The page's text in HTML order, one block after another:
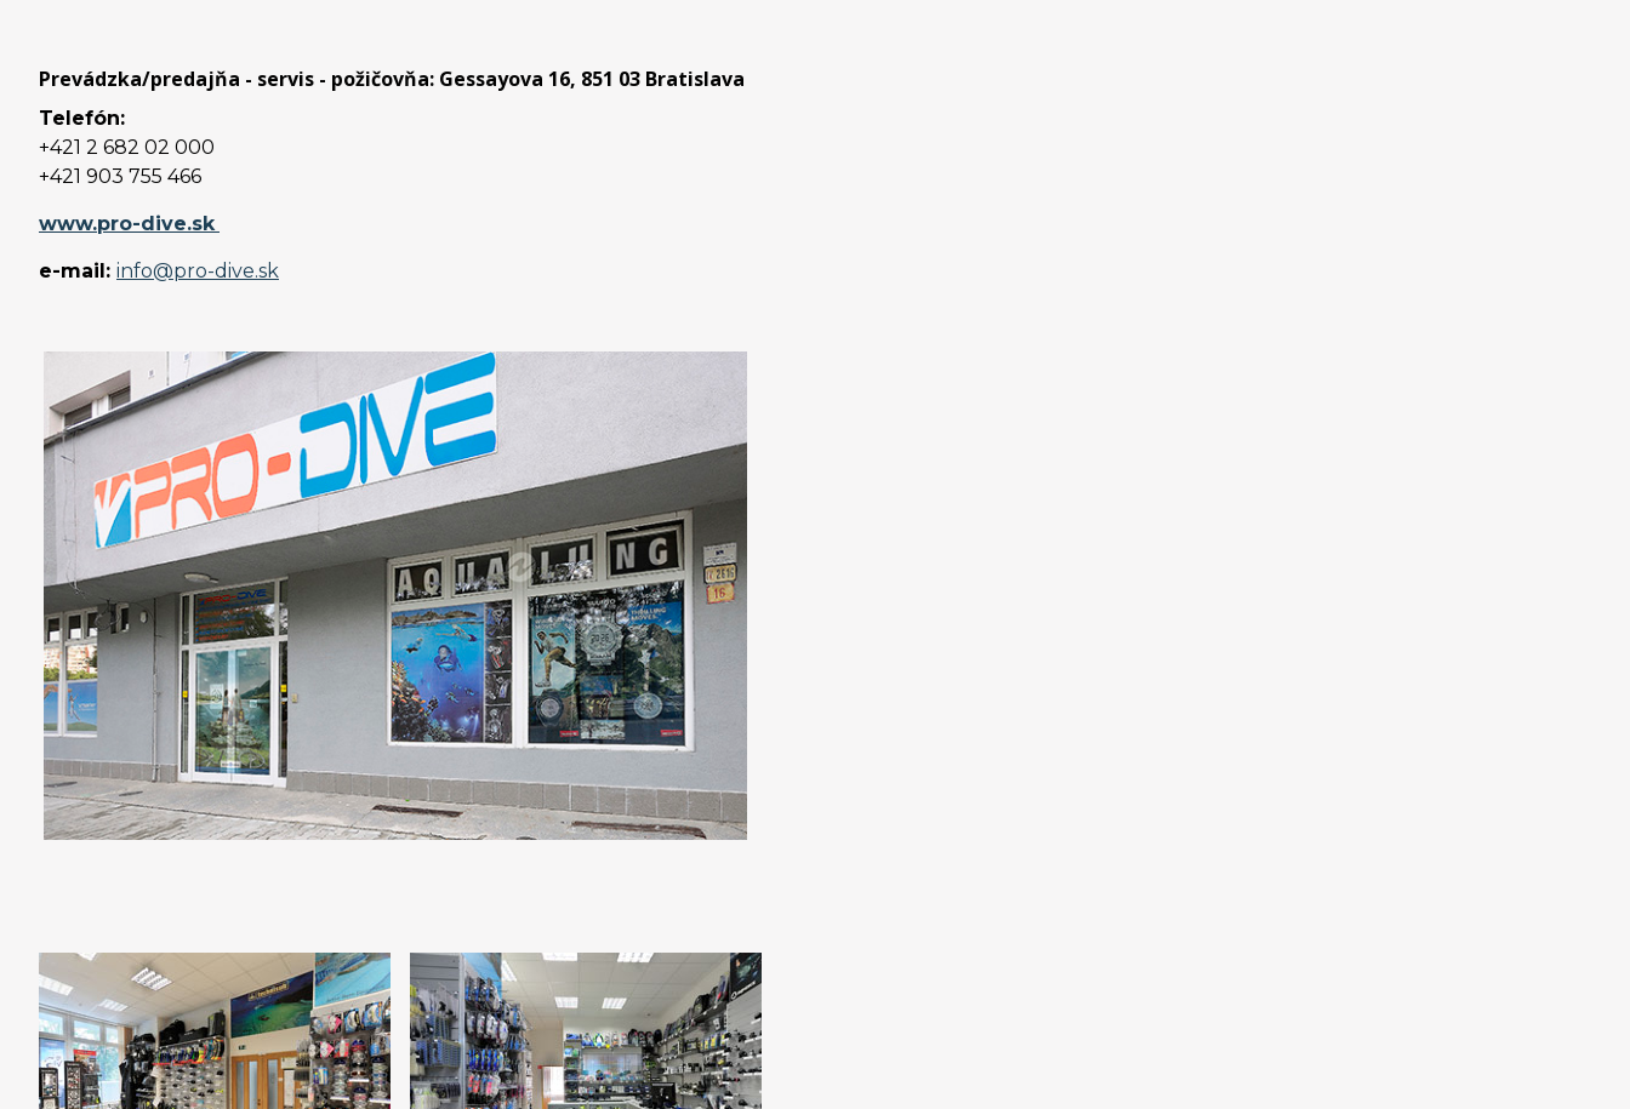
Prevádzka/predajňa - servis - požičovňa: Gessayova 16, 851 03 Bratislava
Telefón:
+421 2 682 02 000
+421 903 755 466
www.pro-dive.sk
e-mail: info@pro-dive.sk